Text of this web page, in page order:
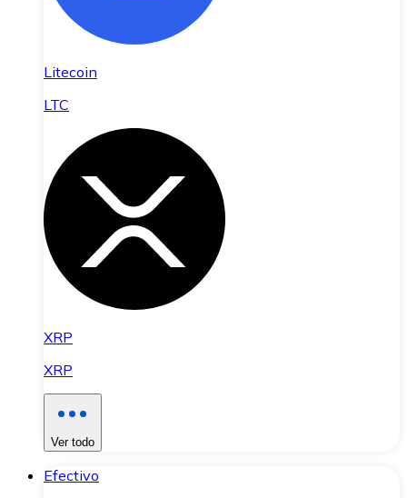
Litecoin
LTC
XRP
XRP
Ver todo
Efectivo